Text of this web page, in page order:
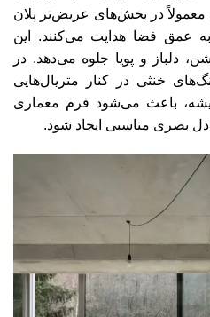
معمولاً در بخش‌های عریض‌تر پلان
عمق فضا هدایت می‌کنند. این
دلباز و پویا جلوه می‌دهد. در
خنثی در کنار متریال‌هایی
باعث می‌شود فرم معماری
بصری مناسبی ایجاد شود.